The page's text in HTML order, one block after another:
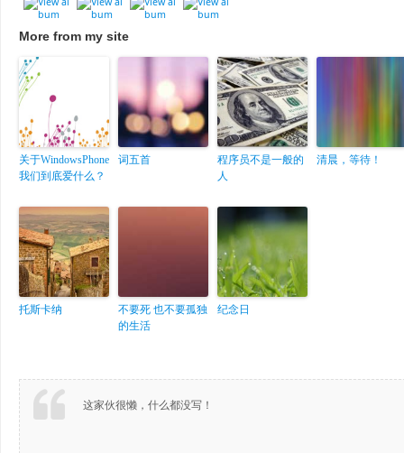
More from my site
关于WindowsPhone
我们到底爱什么？
词五首
程序员不是一般的
人
清晨，等待！
托斯卡纳
不要死 也不要孤独
的生活
纪念日
这家伙很懒，什么都没写！